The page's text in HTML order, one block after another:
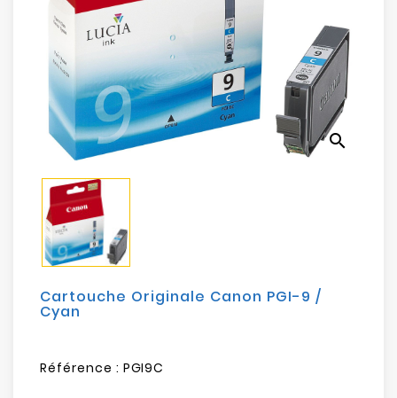
Photos
Electroménager
Bureautique
Sécurité
Mobilités
search
Cartouche Originale Canon PGI-9 /
Cyan
Référence : PGI9C